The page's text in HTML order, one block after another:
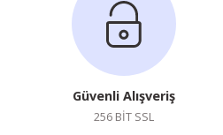
Güvenli Alışveriş
256 BİT SSL